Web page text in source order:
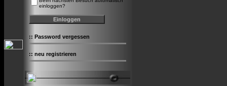
einloggen?
:: Password vergessen
:: neu registrieren